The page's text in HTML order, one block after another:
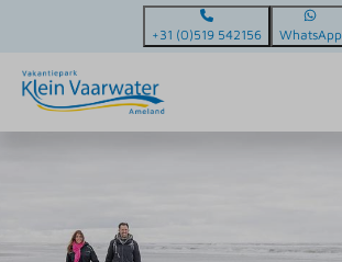
+31 (0)519 542156 WhatsApp